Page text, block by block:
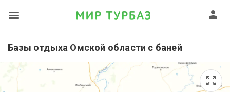
Базы отдыха Омской области с баней